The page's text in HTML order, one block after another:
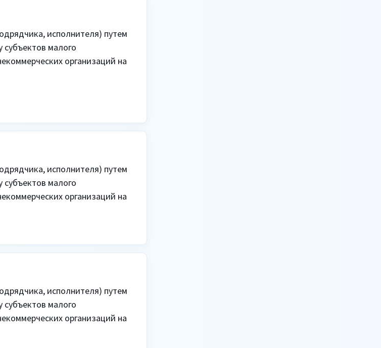
исполнителя) путем
малого
организаций на
исполнителя) путем
малого
организаций на
исполнителя) путем
малого
организаций на